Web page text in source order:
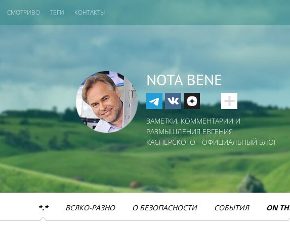
СМОТРИВО ТЕГИ КОНТАКТЫ
NOTA BENE
ЗАМЕТКИ, КОММЕНТАРИИ И
РАЗМЫШЛЕНИЯ ЕВГЕНИЯ
КАСПЕРСКОГО - ОФИЦИАЛЬНЫЙ БЛОГ
*.* ВСЯКО-РАЗНО О БЕЗОПАСНОСТИ СОБЫТИЯ ON